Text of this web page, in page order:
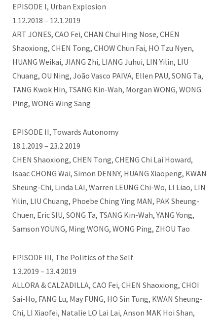
EPISODE I, Urban Explosion
1.12.2018 – 12.1.2019
ART JONES, CAO Fei, CHAN Chui Hing Nose, CHEN
Shaoxiong, CHEN Tong, CHOW Chun Fai, HO Tzu Nyen,
HUANG Weikai, JIANG Zhi, LIANG Juhui, LIN Yilin, LIU
Chuang, OU Ning, João Vasco PAIVA, Ellen PAU, SONG Ta,
TANG Kwok Hin, TSANG Kin-Wah, Morgan WONG, WONG
Ping, WONG Wing Sang
EPISODE II, Towards Autonomy
18.1.2019 – 23.2.2019
CHEN Shaoxiong, CHEN Tong, CHENG Chi Lai Howard,
Isaac CHONG Wai, Simon DENNY, HUANG Xiaopeng, KWAN
Sheung-Chi, Linda LAI, Warren LEUNG Chi-Wo, LI Liao, LIN
Yilin, LIU Chuang, Phoebe Ching Ying MAN, PAK Sheung-
Chuen, Eric SIU, SONG Ta, TSANG Kin-Wah, YANG Yong,
Samson YOUNG, Ming WONG, WONG Ping, ZHOU Tao
EPISODE III, The Politics of the Self
1.3.2019 – 13.4.2019
ALLORA & CALZADILLA, CAO Fei, CHEN Shaoxiong, CHOI
Sai-Ho, FANG Lu, May FUNG, HO Sin Tung, KWAN Sheung-
Chi, LI Xiaofei, Natalie LO Lai Lai, Anson MAK Hoi Shan,